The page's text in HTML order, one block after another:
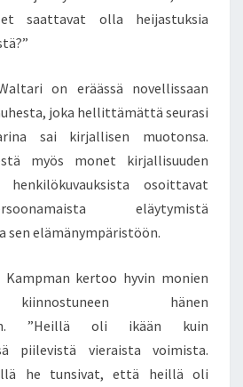
saattavat olla heijastuksia
on eräässä novellissaan
joka hellittämättä seurasi
sai kirjallisen muotonsa.
myös monet kirjallisuuden
henkilökuvauksista osoittavat
eläytymistä
sen elämänympäristöön.
Kampman kertoo hyvin monien
hänen
”Heillä oli ikään kuin
piilevistä vieraista voimista.
he tunsivat, että heillä oli